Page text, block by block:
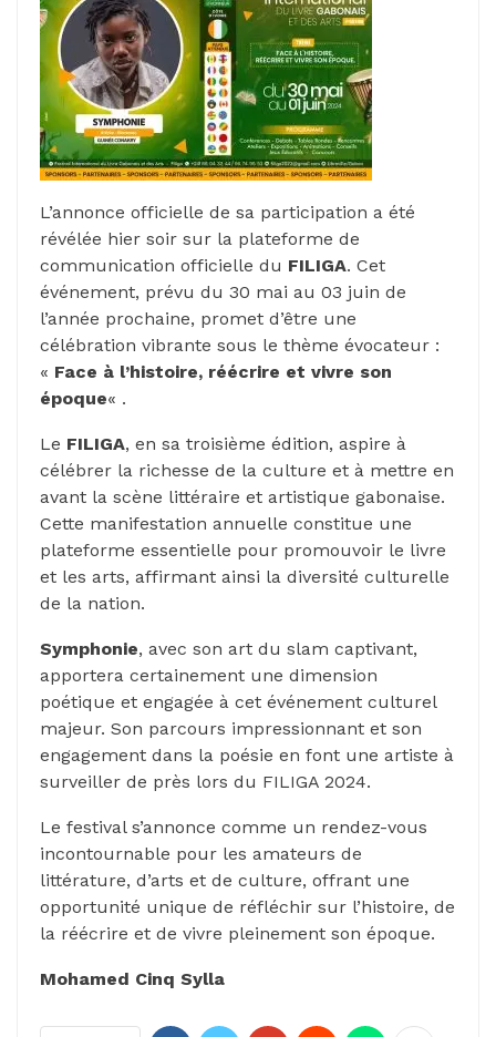
L’annonce officielle de sa participation a été
révélée hier soir sur la plateforme de
communication officielle du FILIGA. Cet
événement, prévu du 30 mai au 03 juin de
l’année prochaine, promet d’être une
célébration vibrante sous le thème évocateur :
« Face à l’histoire, réécrire et vivre son
époque« .
Le FILIGA, en sa troisième édition, aspire à
célébrer la richesse de la culture et à mettre en
avant la scène littéraire et artistique gabonaise.
Cette manifestation annuelle constitue une
plateforme essentielle pour promouvoir le livre
et les arts, affirmant ainsi la diversité culturelle
de la nation.
Symphonie, avec son art du slam captivant,
apportera certainement une dimension
poétique et engagée à cet événement culturel
majeur. Son parcours impressionnant et son
engagement dans la poésie en font une artiste à
surveiller de près lors du FILIGA 2024.
Le festival s’annonce comme un rendez-vous
incontournable pour les amateurs de
littérature, d’arts et de culture, offrant une
opportunité unique de réfléchir sur l’histoire, de
la réécrire et de vivre pleinement son époque.
Mohamed Cinq Sylla